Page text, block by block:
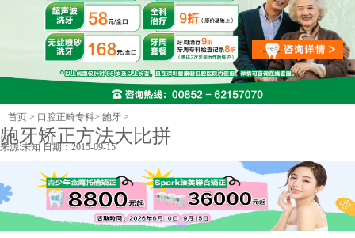
首页 > 口腔正畸专科> 龅牙 >
龅牙矫正方法大比拼
来源:未知日期：2015-09-15